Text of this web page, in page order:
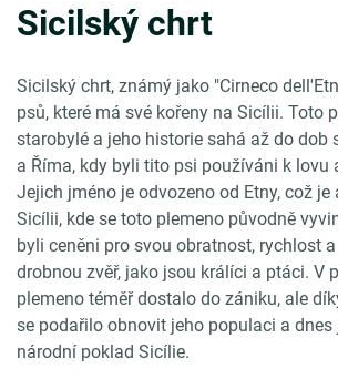
Sicilský chrt
Sicilský chrt, známý jako "Cirneco
psů, které má své kořeny na Sicílii. Toto
starobylé a jeho historie sahá až do dob
a Říma, kdy byli tito psi používáni k lovu
Jejich jméno je odvozeno od Etny, což
Sicílii, kde se toto plemeno původně
byli ceněni pro svou obratnost, rychlost
drobnou zvěř, jako jsou králíci a ptáci. V
plemeno téměř dostalo do zániku, ale
se podařilo obnovit jeho populaci a dnes
národní poklad Sicílie.